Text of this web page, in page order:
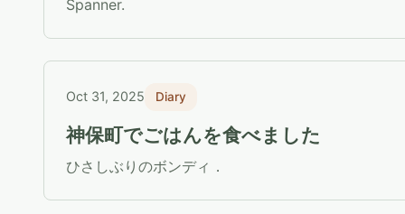
Spanner.
Oct 31, 2025 Diary
神保町でごはんを食べました
ひさしぶりのボンディ．